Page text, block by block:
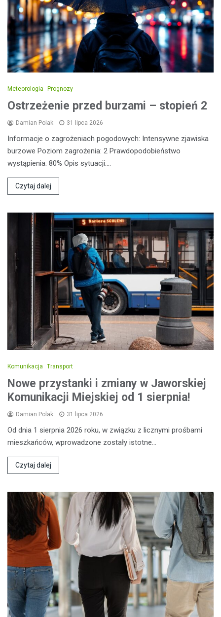
Meteorologia Prognozy
Ostrzeżenie przed burzami – stopień 2
Damian Polak 31 lipca 2026
Informacje o zagrożeniach pogodowych: Intensywne zjawiska
burzowe Poziom zagrożenia: 2 Prawdopodobieństwo
wystąpienia: 80% Opis sytuacji:…
Czytaj dalej
Komunikacja Transport
Nowe przystanki i zmiany w Jaworskiej
Komunikacji Miejskiej od 1 sierpnia!
Damian Polak 31 lipca 2026
Od dnia 1 sierpnia 2026 roku, w związku z licznymi prośbami
mieszkańców, wprowadzone zostały istotne…
Czytaj dalej